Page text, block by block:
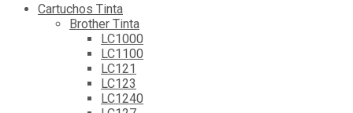
Cartuchos Tinta
Brother Tinta
LC1000
LC1100
LC121
LC123
LC1240